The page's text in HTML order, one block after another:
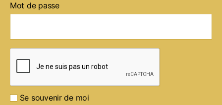
Mot de passe
Se souvenir de moi